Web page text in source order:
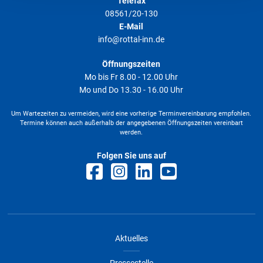
08561/20-130
E-Mail
info@rottal-inn.de
Öffnungszeiten
Mo bis Fr 8.00 - 12.00 Uhr
Mo und Do 13.30 - 16.00 Uhr
Um Wartezeiten zu vermeiden, wird eine vorherige Terminvereinbarung empfohlen.
Termine können auch außerhalb der angegebenen Öffnungszeiten vereinbart
werden.
Folgen Sie uns auf
Aktuelles